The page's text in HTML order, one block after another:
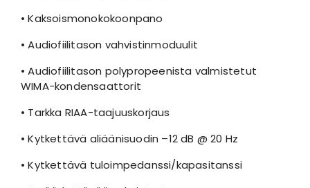
• Kaksoismonokokoonpano
• Audiofiilitason vahvistinmoduulit
• Audiofiilitason polypropeenista valmistetut
WIMA-kondensaattorit
• Tarkka RIAA-taajuuskorjaus
• Kytkettävä aliäänisuodin –12 dB @ 20 Hz
• Kytkettävä tuloimpedanssi/kapasitanssi